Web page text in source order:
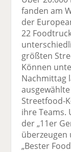
fanden am
der
22
größten
Können
Nachmittag
Streetfood-
ihre Teams.
der „11er
überzeugen
„Bester